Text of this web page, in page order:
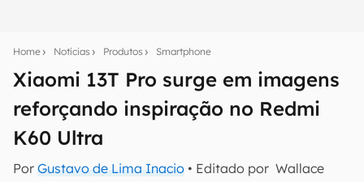
Home Notícias Produtos Smartphone
Xiaomi 13T Pro surge em imagens
reforçando inspiração no Redmi
K60 Ultra
Por Gustavo de Lima Inacio • Editado por Wallace
notícias e reviews sobre tecnologia em primeira
E-mail
inscreva-se